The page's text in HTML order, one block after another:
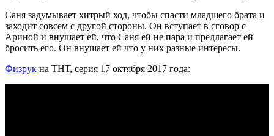
Саня задумывает хитрый ход, чтобы спасти младшего брата и
заходит совсем с другой стороны. Он вступает в сговор с
Ариной и внушает ей, что Саня ей не пара и предлагает ей
бросить его. Он внушает ей что у них разные интересы.
Физрук на ТНТ, серия 17 октября 2017 года: